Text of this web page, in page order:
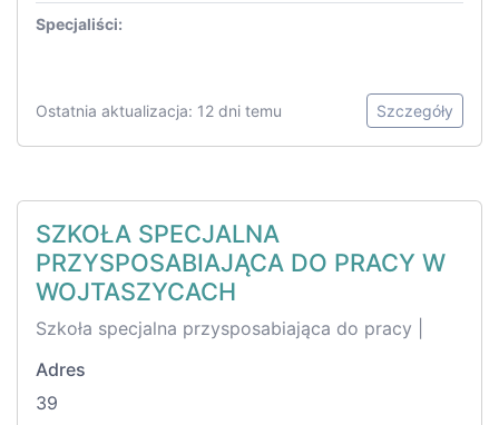
Specjaliści:
Ostatnia aktualizacja: 12 dni temu Szczegóły
SZKOŁA SPECJALNA
PRZYSPOSABIAJĄCA DO PRACY W
WOJTASZYCACH
Szkoła specjalna przysposabiająca do pracy |
Adres
39